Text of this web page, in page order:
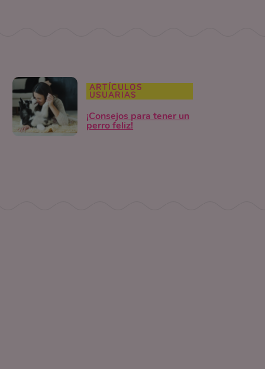
ARTÍCULOS
USUARIAS
¡Consejos para tener un
perro feliz!